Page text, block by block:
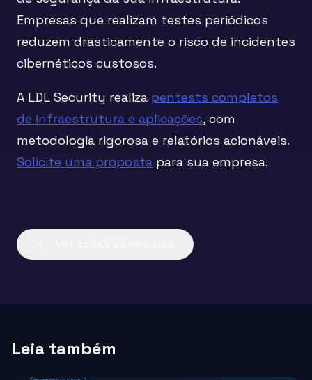
Empresas que realizam testes periódicos
reduzem drasticamente o risco de incidentes
cibernéticos custosos.
A LDL Security realiza pentests completos
de infraestrutura e aplicações, com
metodologia rigorosa e relatórios acionáveis.
Solicite uma proposta para sua empresa.
Leia também